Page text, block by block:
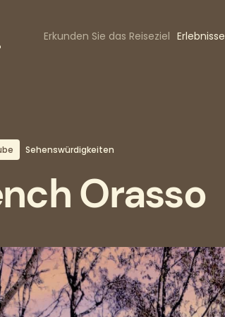
Navigazione
Erkunden Sie das Reiseziel Erlebnisse
Sehenswürdigkeiten
Orasso